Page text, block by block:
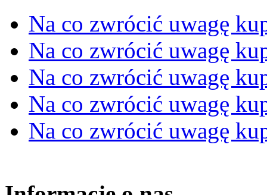
Na co zwrócić uwagę
Na co zwrócić uwagę
Na co zwrócić uwagę
Na co zwrócić uwagę
Na co zwrócić uwagę